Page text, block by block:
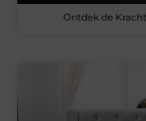
Ontdek de